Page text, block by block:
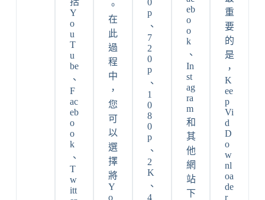
Y
o
u
T
u
be
、
F
ac
eb
o
o
k
、
T
w
itt
。
在
此
過
程
中
，
您
可
以
選
擇
將
Y
o
0
p
、
7
2
0
p
、
1
0
8
0
p
、
2
K
、
4
eb
o
o
k
、
In
st
ag
ra
m
和
其
他
網
站
下
重
要
的
是
，
K
ee
p
Vi
d
D
o
w
nl
oa
de
r